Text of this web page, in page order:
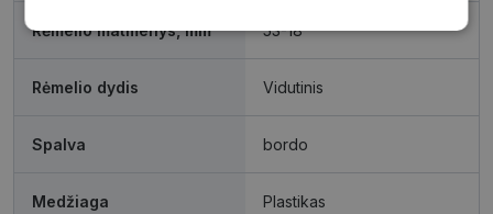
Rėmelio matmenys, mm 53-18
Rėmelio dydis Vidutinis
Spalva bordo
Medžiaga Plastikas
Būtinieji
Statistikos
Rinkodaros
Neklasifikuoti
slapukai